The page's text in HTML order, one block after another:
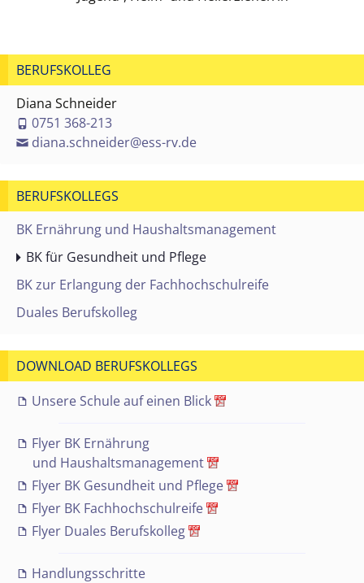
BERUFSKOLLEG
Diana Schneider
0751 368-213
diana.schneider@ess-rv.de
BERUFSKOLLEGS
BK Ernährung und Haushaltsmanagement
BK für Gesundheit und Pflege
BK zur Erlangung der Fachhochschulreife
Duales Berufskolleg
DOWNLOAD BERUFSKOLLEGS
Unsere Schule auf einen Blick
Flyer BK Ernährung
und Haushaltsmanagement
Flyer BK Gesundheit und Pflege
Flyer BK Fachhochschulreife
Flyer Duales Berufskolleg
Handlungsschritte